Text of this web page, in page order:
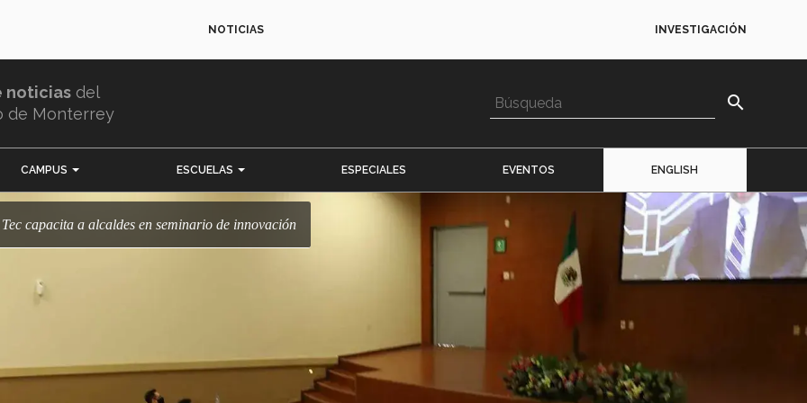
NOTICIAS INVESTIGACIÓN
noticias del
de Monterrey
search
CAMPUS ESCUELAS ESPECIALES EVENTOS ENGLISH
Tec capacita a alcaldes en seminario de innovación